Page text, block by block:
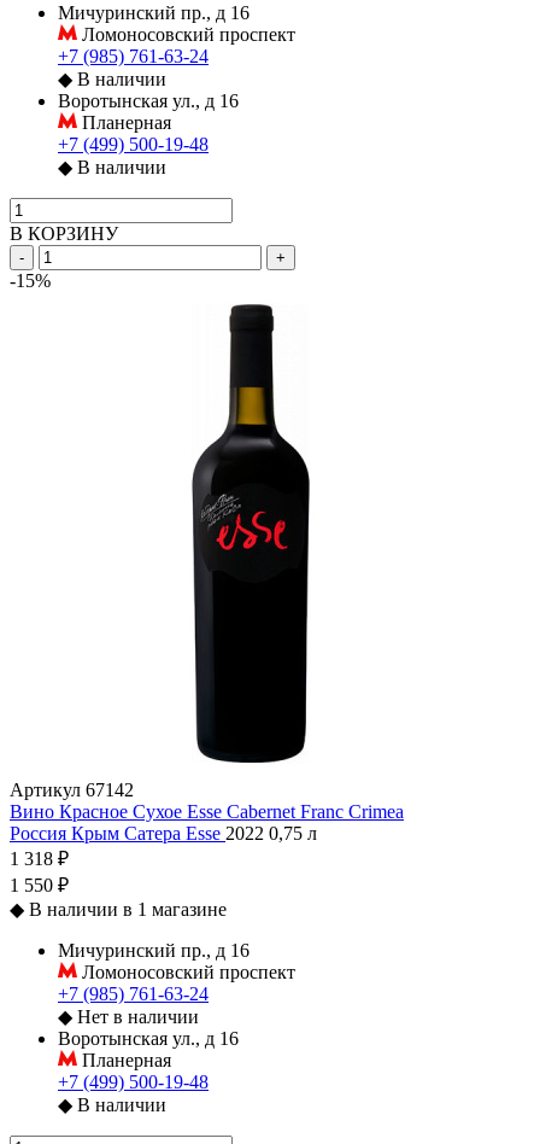
Мичуринский пр., д 16
Ломоносовский проспект
+7 (985) 761-63-24
◆ В наличии
Воротынская ул., д 16
Планерная
+7 (499) 500-19-48
◆ В наличии
В КОРЗИНУ
- +
-15%
Артикул 67142
Вино Красное Сухое Esse Cabernet Franc Crimea
Россия Крым Сатера Esse 2022 0,75 л
1 318 ₽
1 550 ₽
◆ В наличии в 1 магазине
Мичуринский пр., д 16
Ломоносовский проспект
+7 (985) 761-63-24
◆ Нет в наличии
Воротынская ул., д 16
Планерная
+7 (499) 500-19-48
◆ В наличии